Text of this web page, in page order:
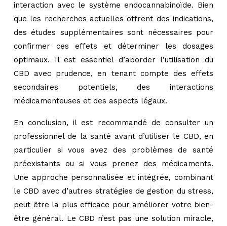
interaction avec le système endocannabinoïde. Bien
que les recherches actuelles offrent des indications,
des études supplémentaires sont nécessaires pour
confirmer ces effets et déterminer les dosages
optimaux. Il est essentiel d’aborder l’utilisation du
CBD avec prudence, en tenant compte des effets
secondaires potentiels, des interactions
médicamenteuses et des aspects légaux.
En conclusion, il est recommandé de consulter un
professionnel de la santé avant d’utiliser le CBD, en
particulier si vous avez des problèmes de santé
préexistants ou si vous prenez des médicaments.
Une approche personnalisée et intégrée, combinant
le CBD avec d’autres stratégies de gestion du stress,
peut être la plus efficace pour améliorer votre bien-
être général. Le CBD n’est pas une solution miracle,